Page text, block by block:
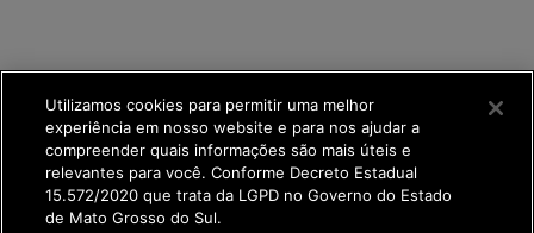
Utilizamos cookies para permitir uma melhor
experiência em nosso website e para nos ajudar a
compreender quais informações são mais úteis e
relevantes para você. Conforme Decreto Estadual
15.572/2020 que trata da LGPD no Governo do Estado
de Mato Grosso do Sul.